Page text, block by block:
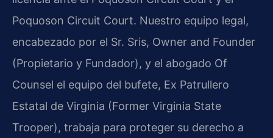
Poquoson Circuit Court. Nuestro equipo legal,
encabezado por el Sr. Sris, Owner and Founder
(Propietario y Fundador), y el abogado Of
Counsel el equipo del bufete, Ex Patrullero
Estatal de Virginia (Former Virginia State
Trooper), trabaja para proteger su derecho a